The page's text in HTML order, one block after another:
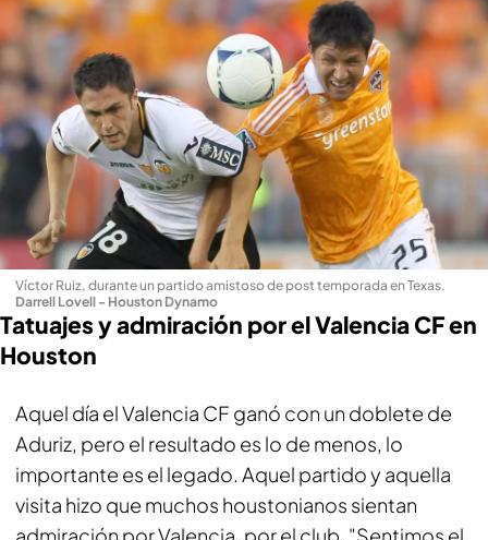
Víctor Ruiz, durante un partido amistoso de post temporada en Texas.
Darrell Lovell - Houston Dynamo
Tatuajes y admiración por el Valencia CF en
Houston
Aquel día el Valencia CF ganó con un doblete de
Aduriz, pero el resultado es lo de menos, lo
importante es el legado. Aquel partido y aquella
visita hizo que muchos houstonianos sientan
admiración por Valencia, por el club. "Sentimos el